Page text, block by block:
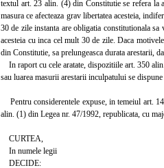
textul art. 23 alin. (4) din Constitutie se refera la
masura ce afecteaza grav libertatea acesteia,
30 de zile instanta are obligatia constitutionala
acesteia cu inca cel mult 30 de zile. Daca
din Constitutie, sa prelungeasca durata arestarii,
In raport cu cele aratate, dispozitiile art. 350
sau luarea masurii arestarii inculpatului se
Pentru considerentele expuse, in temeiul art.
alin. (1) din Legea nr. 47/1992, republicata, cu
CURTEA,
In numele legii
DECIDE: